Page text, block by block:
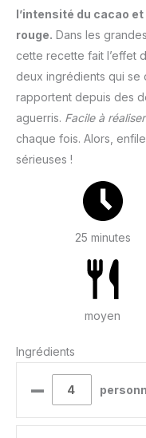
l’intensité du cacao
rouge. Dans les
cette recette fait l’effet
deux ingrédients qui se
rapportent depuis des
aguerris. Facile à réaliser
chaque fois. Alors,
sérieuses !
25 minutes
moyen
Ingrédients
–